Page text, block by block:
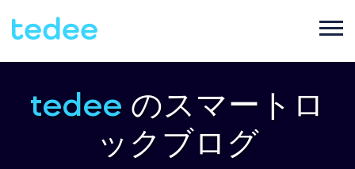
ご利用シーン
tedee のスマートロ
ックブログ